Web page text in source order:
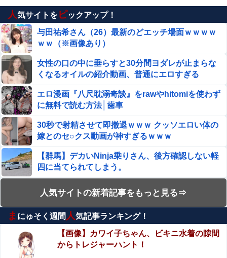
立ちんぼを買うもキモすぎてヤらせてもらえなかった
男、代わりの足コキでまさかの大量身寸米青ｗｗｗ
【画像】このLINEでなんで女が怒ってるのか分かんない
奴はモテない奴確定らしい←お前らは勿論わかるよ
な？？？？？？？
中国、金融監督管理総局前トップの全人代代表資格を剥
奪…重大な規律違反で！
【夏の悲劇】父親、溺れた息子を救おうとしてﾀﾋ亡 →専門
家も警鐘「救助は二次被害が多い」
移民反対派に聞きたいんやが他
【画像】 女性、『大人の●もちゃ』を入れたままMRI検査
を受けた結果 →
北アルプス槍ヶ岳周辺で19歳の男子大学生が遭難 単独で
定他
【悲報】楽天モバイルさんww9月末に人権を失う模様
wwwww
【悲報】日本円、「日米協調介入」すら無効化してしまう
人気サイトを ピックアップ！
与田祐希さん（26）最新のどエッチ場面ｗｗｗｗ
ｗｗ（※画像あり）
女性の口の中に垂らすと30分間ヨダレが止まらな
くなるオイルの紹介動画、普通にエロすぎる
エロ漫画『八尺耽溺奇談』をrawやhitomiを使わず
に無料で読む方法│歯車
30秒で射精させて即撤退ｗｗｗ クッソエロい体の
嫁とのセ○クス動画が神すぎるｗｗｗ
【群馬】デカいNinja乗りさん、後方確認しない軽
四に当てられてしまう。
エロ漫画『のの香とこーちゃん～ち〇ち〇こわい
～』をrawやhitomiを使わずに無料で読む方法│月
の負け犬
エロ漫画『乳首集中痴○』をrawやhitomiを使わず
に無料で読む方法│おすしOG
【動画】DJI Neo2で釣りの自撮りをしようとした
人気サイトの新着記事をもっと見る⇒
ま にゅそく週間 人気記事ランキング！
【画像】カワイ子ちゃん、ビキニ水着の隙間
からトレジャーハント！